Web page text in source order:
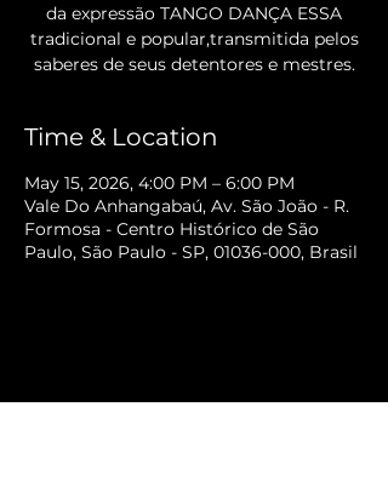
da expressão TANGO DANÇA ESSA
tradicional e popular,transmitida pelos
saberes de seus detentores e mestres.
Time & Location
May 15, 2026, 4:00 PM – 6:00 PM
Vale Do Anhangabaú, Av. São João - R.
Formosa - Centro Histórico de São
Paulo, São Paulo - SP, 01036-000, Brasil